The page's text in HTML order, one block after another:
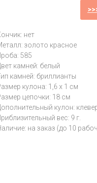
нет
золото красное
585
камней: белый
камней: бриллианты
кулона: 1,6 х 1 см
цепочки: 18 см
кулон:
вес: 9 г.
на заказ (до 10